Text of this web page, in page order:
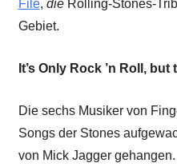
File, dieRolling-Stones-
Gebiet.
It’s Only Rock ’n Roll, but
Die sechs Musiker von
Songs der Stones
von Mick Jagger